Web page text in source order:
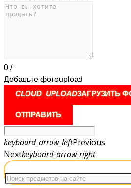
0 /
Добавьте фотоupload
CLOUD_UPLOADЗАГРУЗИТЬ
ОТПРАВИТЬ
keyboard_arrow_leftPrevious
Nextkeyboard_arrow_right